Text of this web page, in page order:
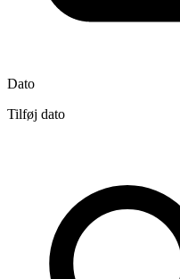
Dato
Tilføj dato